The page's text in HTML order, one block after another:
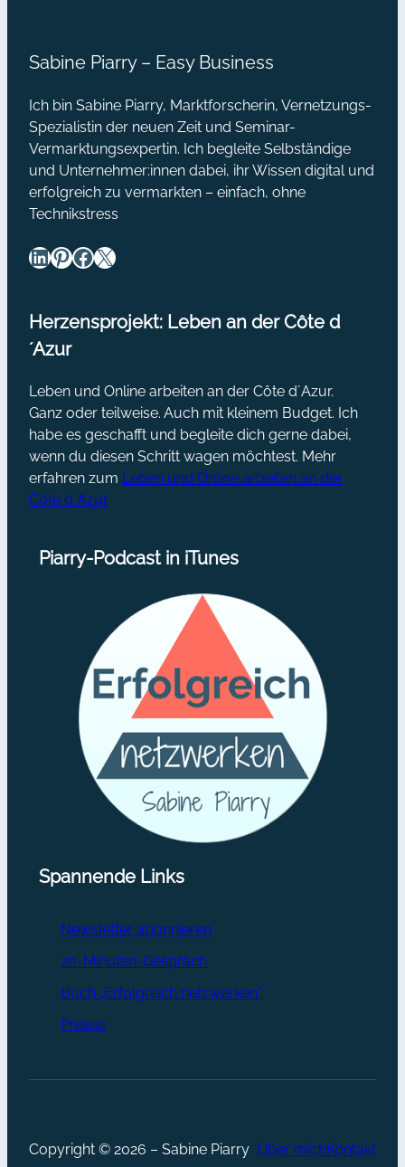
Sabine Piarry – Easy Business
Ich bin Sabine Piarry, Marktforscherin, Vernetzungs-
Spezialistin der neuen Zeit und Seminar-
Vermarktungsexpertin. Ich begleite Selbständige
und Unternehmer:innen dabei, ihr Wissen digital und
erfolgreich zu vermarkten – einfach, ohne
Technikstress
LinkedIn Pinterest Facebook X
Herzensprojekt: Leben an der Côte d
´Azur
Leben und Online arbeiten an der Côte d´Azur.
Ganz oder teilweise. Auch mit kleinem Budget. Ich
habe es geschafft und begleite dich gerne dabei,
wenn du diesen Schritt wagen möchtest. Mehr
erfahren zum Leben und Online arbeiten an der
Côte d´Azur
Piarry-Podcast in iTunes
Spannende Links
Newsletter abonnieren
20-Minuten-Gespräch
Buch „Erfolgreich netzwerken“
Presse
Copyright © 2026 – Sabine Piarry Über michKontakt